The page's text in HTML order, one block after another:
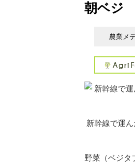
朝ベジ
農業メ
新幹線で運
野菜（ベジタ